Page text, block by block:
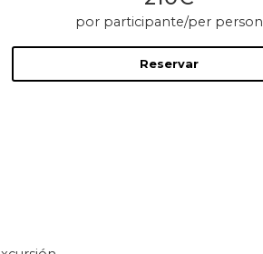
por participante/per person
Reservar